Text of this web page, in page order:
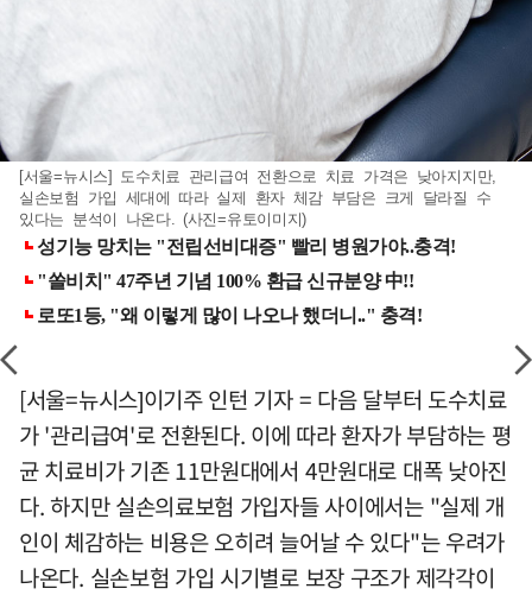
[서울=뉴시스] 도수치료 관리급여 전환으로 치료 가격은 낮아지지만,
실손보험 가입 세대에 따라 실제 환자 체감 부담은 크게 달라질 수
있다는 분석이 나온다. (사진=유토이미지)
[서울=뉴시스]이기주 인턴 기자 = 다음 달부터 도수치료
가 '관리급여'로 전환된다. 이에 따라 환자가 부담하는 평
균 치료비가 기존 11만원대에서 4만원대로 대폭 낮아진
다. 하지만 실손의료보험 가입자들 사이에서는 "실제 개
인이 체감하는 비용은 오히려 늘어날 수 있다"는 우려가
나온다. 실손보험 가입 시기별로 보장 구조가 제각각이